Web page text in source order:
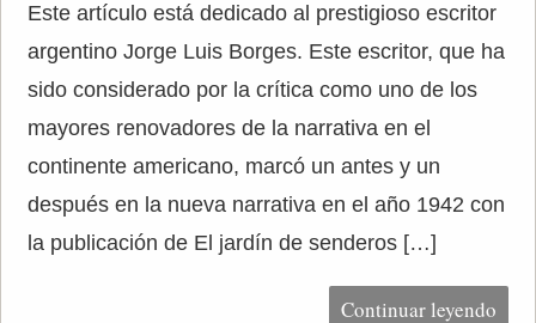
Este artículo está dedicado al prestigioso escritor
argentino Jorge Luis Borges. Este escritor, que ha
sido considerado por la crítica como uno de los
mayores renovadores de la narrativa en el
continente americano, marcó un antes y un
después en la nueva narrativa en el año 1942 con
la publicación de El jardín de senderos […]
Continuar leyendo